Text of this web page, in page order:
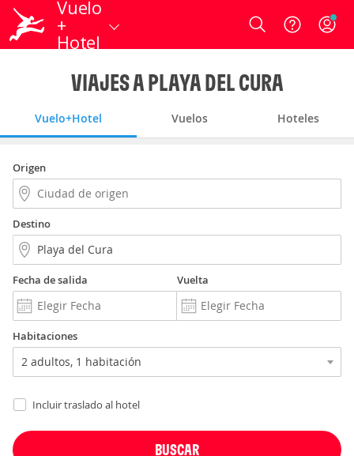
Vuelo
+
Hotel
Login
VIAJES A PLAYA DEL CURA
Vuelo+Hotel Vuelos Hoteles
Origen
Destino
Fecha de salida Vuelta
Habitaciones
Incluir traslado al hotel